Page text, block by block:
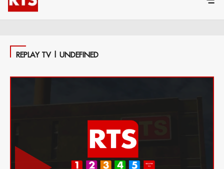
REPLAY TV | UNDEFINED